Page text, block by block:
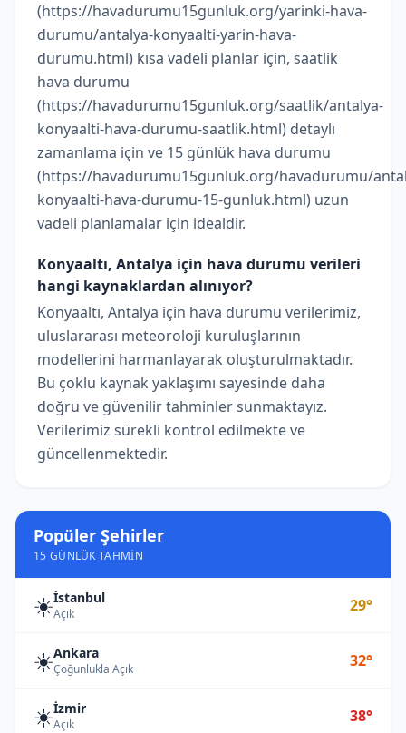
Popüler Şehirler
15 GÜNLÜK TAHMIN
☀️İstanbul
Açık 29°
☀️Ankara
Çoğunlukla Açık 32°
☀️İzmir
Açık 38°
(https://havadurumu15gunluk.org/yarinki-hava-
durumu/antalya-konyaalti-yarin-hava-
durumu.html) kısa vadeli planlar için, saatlik
hava durumu
(https://havadurumu15gunluk.org/saatlik/antalya-
konyaalti-hava-durumu-saatlik.html) detaylı
zamanlama için ve 15 günlük hava durumu
(https://havadurumu15gunluk.org/havadurumu/
konyaalti-hava-durumu-15-gunluk.html) uzun
vadeli planlamalar için idealdir.
Konyaaltı, Antalya için hava durumu verileri
hangi kaynaklardan alınıyor?
Konyaaltı, Antalya için hava durumu verilerimiz,
uluslararası meteoroloji kuruluşlarının
modellerini harmanlayarak oluşturulmaktadır.
Bu çoklu kaynak yaklaşımı sayesinde daha
doğru ve güvenilir tahminler sunmaktayız.
Verilerimiz sürekli kontrol edilmekte ve
güncellenmektedir.